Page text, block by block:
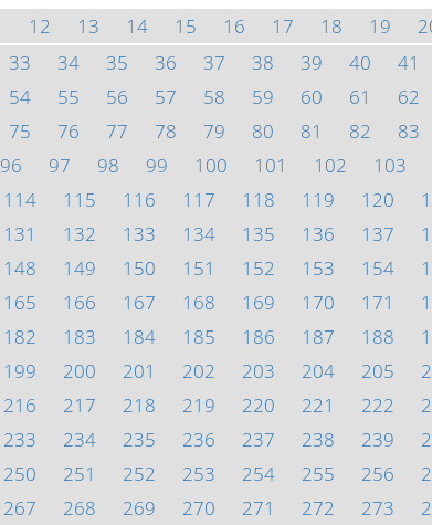
12 13 14 15 16 17 18 19
33 34 35 36 37 38 39 40 41
54 55 56 57 58 59 60 61 62
75 76 77 78 79 80 81 82 83
96 97 98 99 100 101 102 103
114 115 116 117 118 119 120
131 132 133 134 135 136 137
148 149 150 151 152 153 154
165 166 167 168 169 170 171
182 183 184 185 186 187 188
199 200 201 202 203 204 205
216 217 218 219 220 221 222
233 234 235 236 237 238 239
250 251 252 253 254 255 256
267 268 269 270 271 272 273